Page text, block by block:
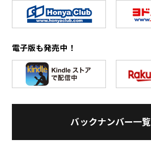
電子版も発売中！
バックナンバー一覧